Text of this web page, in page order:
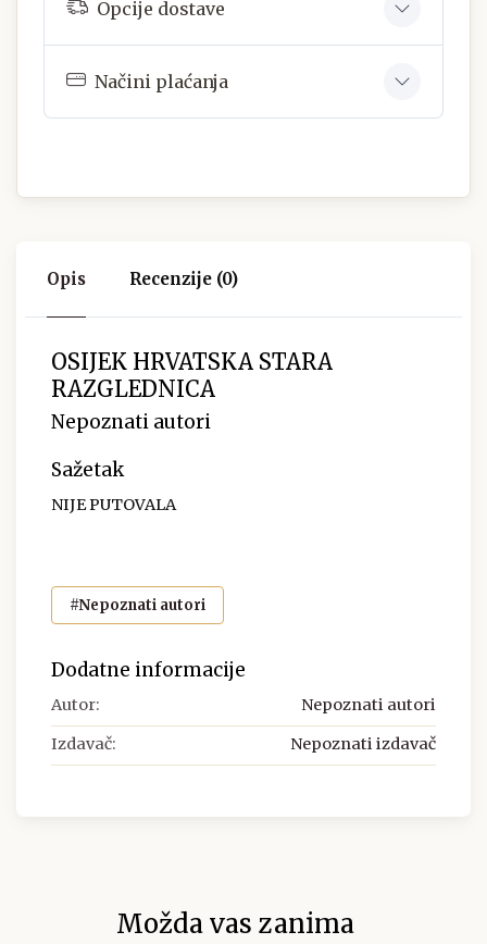
Opcije dostave
Načini plaćanja
Opis Recenzije (0)
OSIJEK HRVATSKA STARA
RAZGLEDNICA
Nepoznati autori
Sažetak
NIJE PUTOVALA
#Nepoznati autori
Dodatne informacije
Autor: Nepoznati autori
Izdavač: Nepoznati izdavač
Možda vas zanima